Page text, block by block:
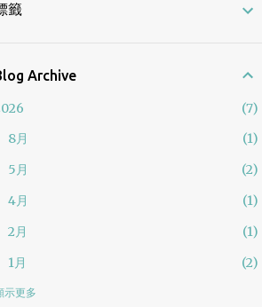
籤
Archive
7
8月
1
5月
2
4月
1
2月
1
1月
2
示更多